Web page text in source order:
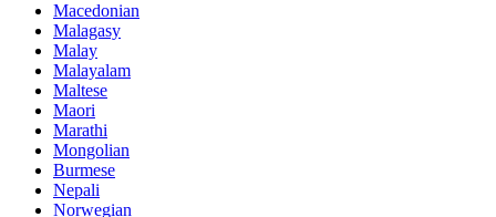
Macedonian
Malagasy
Malay
Malayalam
Maltese
Maori
Marathi
Mongolian
Burmese
Nepali
Norwegian